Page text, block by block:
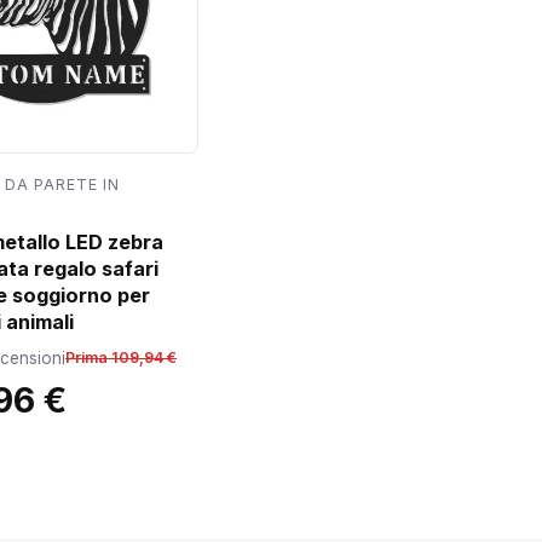
PARETE IN
LED zebra
regalo safari
soggiorno per
animali
Prima 109,94 €
€